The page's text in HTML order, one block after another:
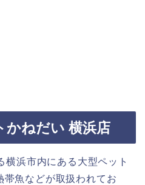
かねだい 横浜店
浜市内にある大型ペット
帯魚などが取扱われてお